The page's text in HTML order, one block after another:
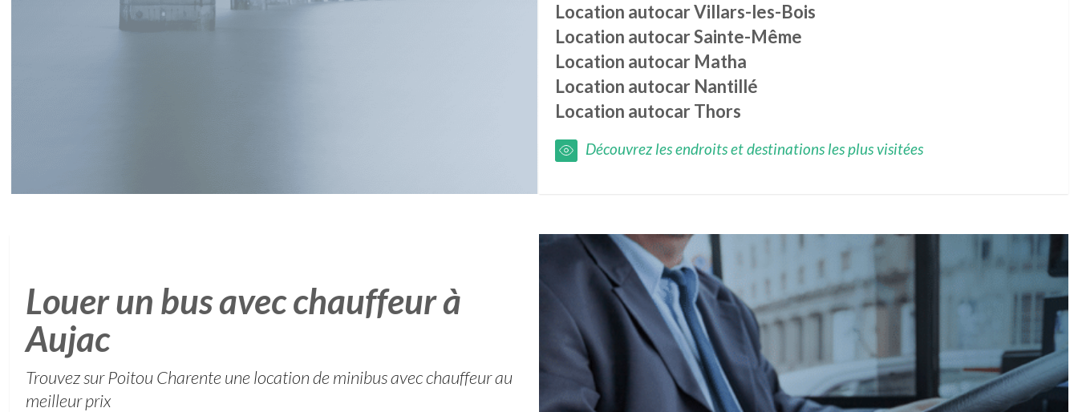
Location autocarVillars-les-Bois
Location autocarSainte-Même
Location autocar Matha
Location autocar Nantillé
Location autocarThors
Découvrez les endroits et destinations les plus visitées
Louer un bus avec chauffeur à
Aujac
Trouvez sur Poitou Charente une location de minibus avec chauffeur au
meilleur prix